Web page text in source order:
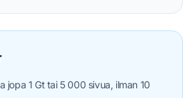
jopa 1 Gt tai 5 000 sivua, ilman 10